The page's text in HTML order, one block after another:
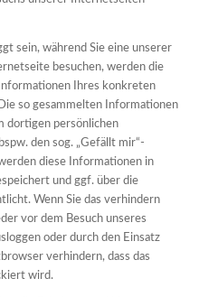
sein, während Sie eine unserer
besuchen, werden die
Ihres konkreten
so gesammelten Informationen
dortigen persönlichen
den sog. „Gefällt mir“-
diese Informationen in
und ggf. über die
Wenn Sie das verhindern
vor dem Besuch unseres
oder durch den Einsatz
verhindern, dass das
wird.